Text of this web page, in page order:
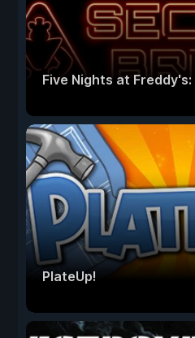
Five Nights at
PlateUp!